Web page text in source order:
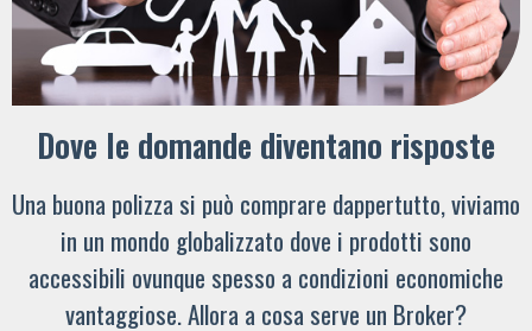
Dove le domande diventano risposte
Una buona polizza si può comprare dappertutto, viviamo
in un mondo globalizzato dove i prodotti sono
accessibili ovunque spesso a condizioni economiche
vantaggiose. Allora a cosa serve un Broker?